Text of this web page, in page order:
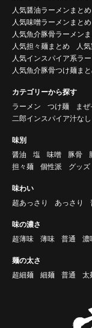
人気醤油ラーメンまとめ
人気味噌ラーメンまとめ
人気魚介豚骨ラーメン
人気担々麺まとめ
人
人気インスパイア系ラ
人気魚介豚骨つけ麺ま
カテゴリーから探す
ラーメン
つけ麺 ま
二郎インスパイア汁なし
味別
醤油
塩 味噌 豚骨
担々麺
個性派 グッズ
味わい
超あっさり
あっさり
味の濃さ
超薄味
薄味 普通 濃
麺の太さ
超細麺
細麺 普通 太